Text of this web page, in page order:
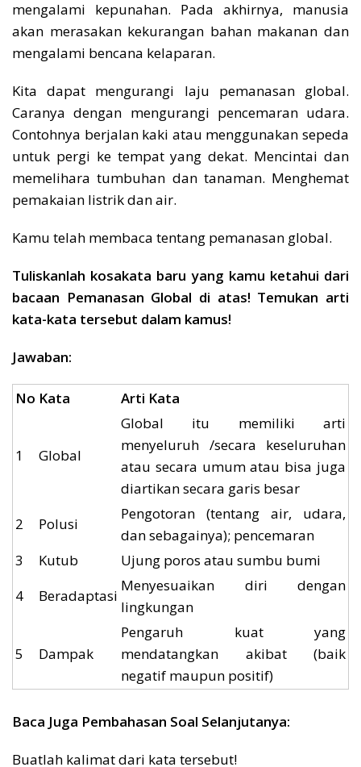
mengalami kepunahan. Pada akhirnya, manusia
akan merasakan kekurangan bahan makanan dan
mengalami bencana kelaparan.
Kita dapat mengurangi laju pemanasan global.
Caranya dengan mengurangi pencemaran udara.
Contohnya berjalan kaki atau menggunakan sepeda
untuk pergi ke tempat yang dekat. Mencintai dan
memelihara tumbuhan dan tanaman. Menghemat
pemakaian listrik dan air.
Kamu telah membaca tentang pemanasan global.
Tuliskanlah kosakata baru yang kamu ketahui dari
bacaan Pemanasan Global di atas! Temukan arti
kata-kata tersebut dalam kamus!
Jawaban:
No Kata Arti Kata
1 Global
Global itu memiliki arti
menyeluruh /secara keseluruhan
atau secara umum atau bisa juga
diartikan secara garis besar
2
Polusi
Pengotoran (tentang air, udara,
dan sebagainya); pencemaran
3
Kutub
Ujung poros atau sumbu bumi
4
Beradaptasi
Menyesuaikan diri dengan
lingkungan
5 Dampak
Pengaruh kuat yang
mendatangkan akibat (baik
negatif maupun positif)
Baca Juga Pembahasan Soal Selanjutanya:
Buatlah kalimat dari kata tersebut!